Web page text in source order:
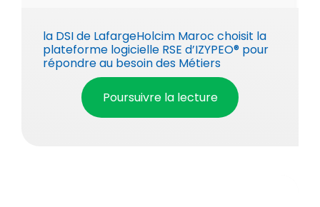
la DSI de LafargeHolcim Maroc choisit la
plateforme logicielle RSE d’IZYPEO® pour
répondre au besoin des Métiers
Poursuivre la lecture